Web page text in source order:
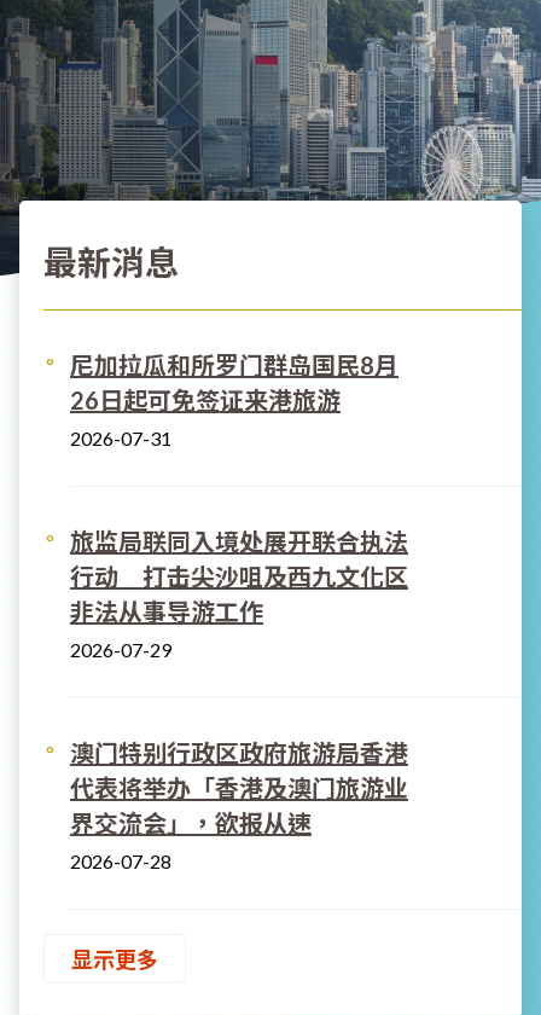
最新消息
显示更多
尼加拉瓜和所罗门群岛国民8月
26日起可免签证来港旅游
2026-07-31
旅监局联同入境处展开联合执法
行动 打击尖沙咀及西九文化区
非法从事导游工作
2026-07-29
澳门特别行政区政府旅游局香港
代表将举办「香港及澳门旅游业
界交流会」，欲报从速
2026-07-28